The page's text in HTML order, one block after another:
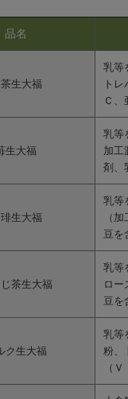
品名
生大福
乳等
ト
Ｃ、
生大福
乳等
加工
剤、
生大福
乳等
（
豆を
茶生大福
乳等
ロー
豆を
ク生大福
乳等
粉、
（